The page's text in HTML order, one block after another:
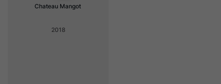
Chateau Mangot
2018